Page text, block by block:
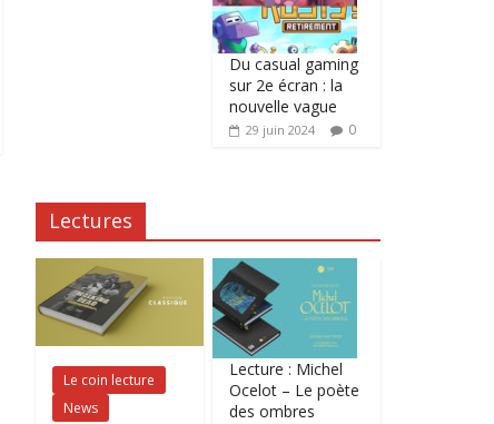
Du casual gaming
sur 2e écran : la
nouvelle vague
29 juin 2024 0
Lectures
Le coin lecture
News
Lecture : Michel
Ocelot – Le poète
des ombres